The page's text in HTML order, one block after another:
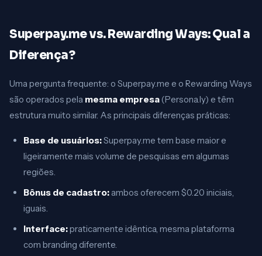
Superpay.me vs. Rewarding Ways: Qual a
Diferença?
Uma pergunta frequente: o Superpay.me e o Rewarding Ways
são operados pela mesma empresa(Persona.ly) e têm
estrutura muito similar. As principais diferenças práticas:
Base de usuários:Superpay.me tem base maior e
ligeiramente mais volume de pesquisas em algumas
regiões.
Bônus de cadastro: ambos oferecem $0.20 iniciais,
iguais.
Interface:praticamente idêntica, mesma plataforma
com branding diferente.